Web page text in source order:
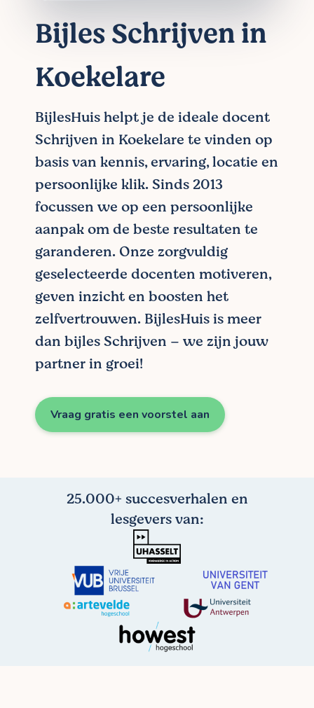
Bijles Schrijven in
Koekelare
BijlesHuis helpt je de ideale docent
Schrijven in Koekelare te vinden op
basis van kennis, ervaring, locatie en
persoonlijke klik. Sinds 2013
focussen we op een persoonlijke
aanpak om de beste resultaten te
garanderen. Onze zorgvuldig
geselecteerde docenten motiveren,
geven inzicht en boosten het
zelfvertrouwen. BijlesHuis is meer
dan bijles Schrijven – we zijn jouw
partner in groei!
Vraag gratis een voorstel aan
25.000+ succesverhalen en
lesgevers van: